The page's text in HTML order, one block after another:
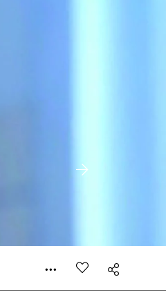
l’objectif de rendre
publication. Cette
vos motivations.